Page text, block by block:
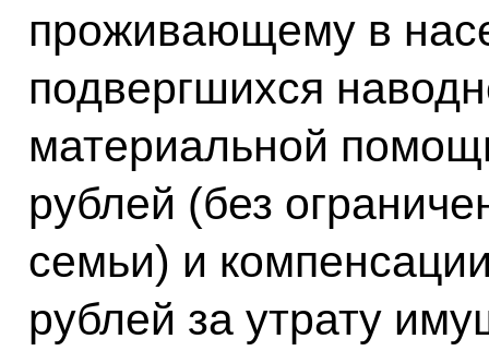
проживающему в
подвергшихся
материальной
рублей (без
семьи) и
рублей за утрату